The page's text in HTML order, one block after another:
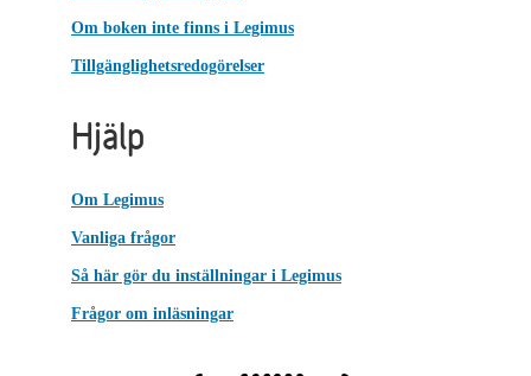
Om boken inte finns i Legimus
Tillgänglighetsredogörelser
Hjälp
Om Legimus
Vanliga frågor
Så här gör du inställningar i Legimus
Frågor om inläsningar